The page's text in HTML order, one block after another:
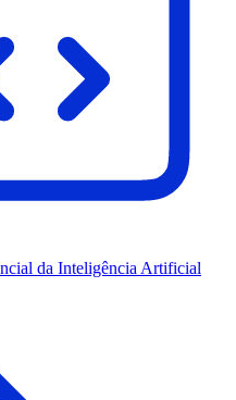
da Inteligência Artificial